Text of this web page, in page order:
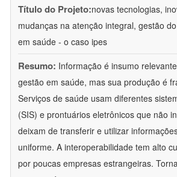
Título do Projeto:novas tecnologias,
mudanças na atenção integral, gestão
em saúde - o caso ipes
Resumo: Informação é insumo
gestão em saúde, mas sua produção é
Serviços de saúde usam diferentes
(SIS) e prontuários eletrônicos que não
deixam de transferir e utilizar
uniforme. A interoperabilidade tem alto
por poucas empresas estrangeiras.